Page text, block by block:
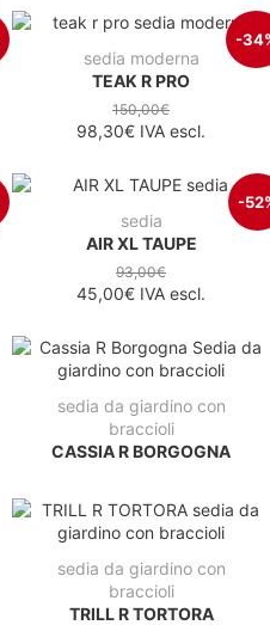
-
sedia moderna
TEAK R PRO
150,00€
98,30€ IVA escl.
-
sedia
AIR XL TAUPE
93,00€
45,00€ IVA escl.
sedia da giardino con
braccioli
CASSIA R BORGOGNA
sedia da giardino con
braccioli
TRILL R TORTORA